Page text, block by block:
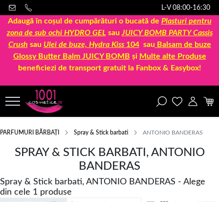
L-V 08:00-16:30
Adaugă în coșul de cumpărături o bucată de Plasturi pentru
zona de sub ochi HYDRO GEL sau JUICY BOMB PARTY Cassis
Crush sau Ulei de buze, Hydra Kiss 104sau Balsam de buze
Glossy Butter Balm JUICY BOMB și Multe alte Produse
beneficiezi de transport gratuit la Fanbox & Easybox!
PARFUMURI BĂRBAȚI Spray & Stick barbati ANTONIO BANDERAS
SPRAY & STICK BARBATI, ANTONIO
BANDERAS
Spray & Stick barbati, ANTONIO BANDERAS - Alege
din cele 1 produse